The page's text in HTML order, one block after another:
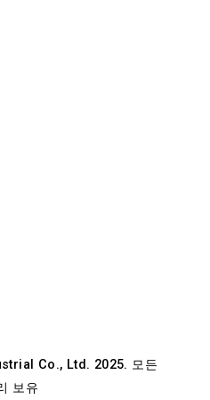
Co., Ltd. 2025. 모든
보유